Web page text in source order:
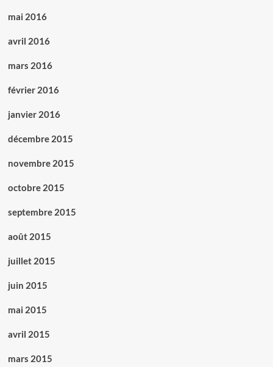
mai 2016
avril 2016
mars 2016
février 2016
janvier 2016
décembre 2015
novembre 2015
octobre 2015
septembre 2015
août 2015
juillet 2015
juin 2015
mai 2015
avril 2015
mars 2015